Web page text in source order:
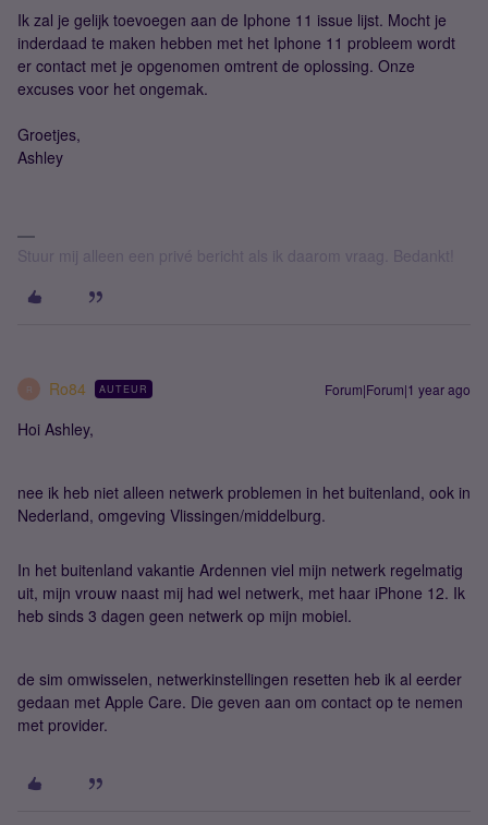
Ik zal je gelijk toevoegen aan de Iphone 11 issue lijst. Mocht je
inderdaad te maken hebben met het Iphone 11 probleem wordt
er contact met je opgenomen omtrent de oplossing. Onze
excuses voor het ongemak.
Groetjes,
Ashley
Stuur mij alleen een privé bericht als ik daarom vraag. Bedankt!
R Ro84 AUTEUR Forum|Forum|1 year ago
Hoi Ashley,
nee ik heb niet alleen netwerk problemen in het buitenland, ook in
Nederland, omgeving Vlissingen/middelburg.
In het buitenland vakantie Ardennen viel mijn netwerk regelmatig
uit, mijn vrouw naast mij had wel netwerk, met haar iPhone 12. Ik
heb sinds 3 dagen geen netwerk op mijn mobiel.
de sim omwisselen, netwerkinstellingen resetten heb ik al eerder
gedaan met Apple Care. Die geven aan om contact op te nemen
met provider.